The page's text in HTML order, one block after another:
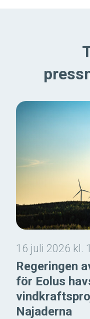
16 juli 2026 kl.
Regeringen
för Eolus
Najaderna